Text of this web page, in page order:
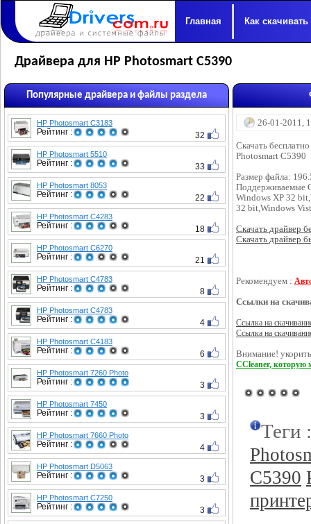
Главная Как скачивать
Драйвера для HP Photosmart C5390
Популярные драйвера и файлы раздела
HP Photosmart C3183
Рейтинг : 32
HP Photosmart 5510
Рейтинг : 33
HP Photosmart 8053
Рейтинг : 22
HP Photosmart C4283
Рейтинг : 18
HP Photosmart C6270
Рейтинг : 21
HP Photosmart C4783
Рейтинг : 8
HP Photosmart C4783
Рейтинг : 4
HP Photosmart C4183
Рейтинг : 6
HP Photosmart 7260 Photo
Рейтинг : 3
HP Photosmart 7450
Рейтинг : 3
HP Photosmart 7660 Photo
Рейтинг : 4
HP Photosmart D5063
Рейтинг : 3
HP Photosmart C7250
Рейтинг : 3
26-01-2011,
Скачать
Photosmart C5390
Размер файла:
Поддерживаемые
Windows XP 32
32 bit,Windows
Скачать драйвер
Скачать драйвер
Рекомендуем :
Ссылки на
Ссылка на
Ссылка на
Внимание!
CCleaner, которую
Теги
C5390